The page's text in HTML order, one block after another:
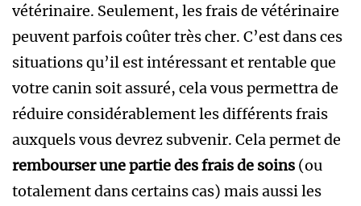
vétérinaire. Seulement, les frais de vétérinaire
peuvent parfois coûter très cher. C’est dans ces
situations qu’il est intéressant et rentable que
votre canin soit assuré, cela vous permettra de
réduire considérablement les différents frais
auxquels vous devrez subvenir. Cela permet de
rembourser une partie des frais de soins (ou
totalement dans certains cas) mais aussi les